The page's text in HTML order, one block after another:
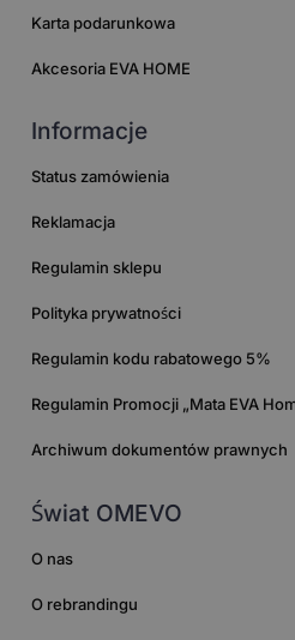
Karta podarunkowa
Akcesoria EVA HOME
Informacje
Status zamówienia
Reklamacja
Regulamin sklepu
Polityka prywatności
Regulamin kodu rabatowego 5%
Regulamin Promocji „Mata EVA
Archiwum dokumentów prawnych
Świat OMEVO
O nas
O rebrandingu